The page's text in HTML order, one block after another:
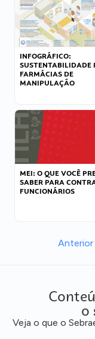
INFOGRÁFICO:
SUSTENTABILIDADE
FARMÁCIAS DE
MANIPULAÇÃO
MEI: O QUE VOCÊ
SABER PARA
FUNCIONÁRIOS
Anterior
o
Veja o que o